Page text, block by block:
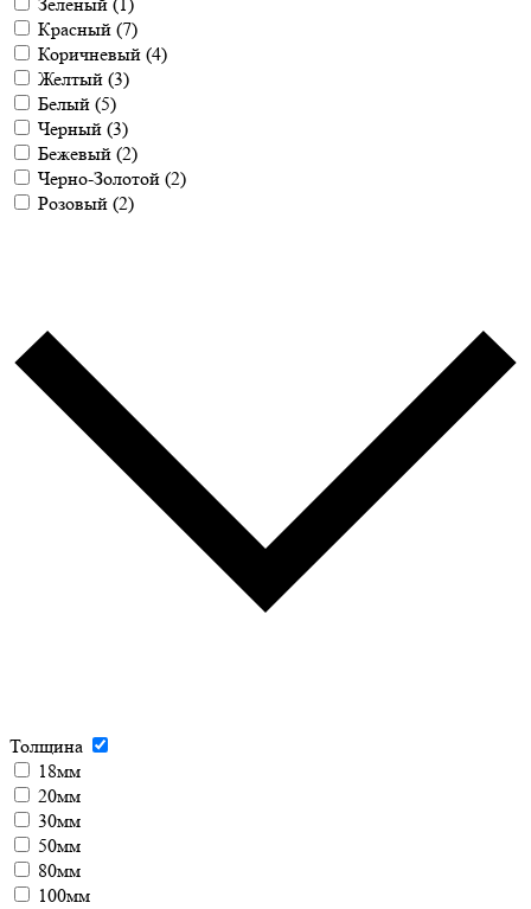
Красный (7)
Коричневый (4)
Желтый (3)
Белый (5)
Черный (3)
Бежевый (2)
Черно-Золотой (2)
Розовый (2)
Толщина
18мм
20мм
30мм
50мм
80мм
100мм